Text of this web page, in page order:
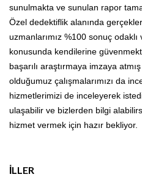
sunulmakta ve sunulan rapor
Özel dedektiflik alanında
uzmanlarımız %100 sonuç
konusunda kendilerine
başarılı araştırmaya imzaya
olduğumuz çalışmalarımızı da
hizmetlerimizi de inceleyerek
ulaşabilir ve bizlerden bilgi
hizmet vermek için hazır bekliyor.
İLLER